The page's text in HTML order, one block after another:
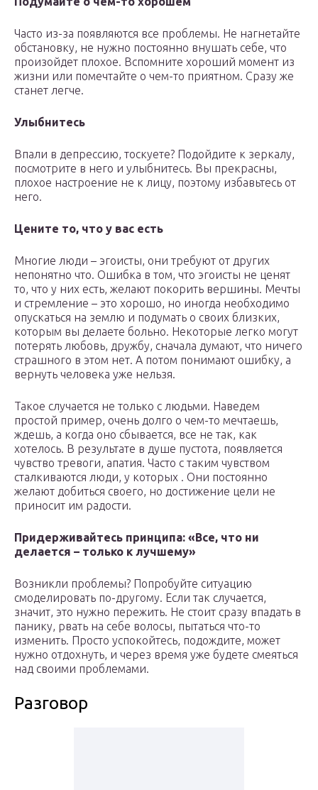
Часто из-за появляются все проблемы. Не нагнетайте
обстановку, не нужно постоянно внушать себе, что
произойдет плохое. Вспомните хороший момент из
жизни или помечтайте о чем-то приятном. Сразу же
станет легче.
Улыбнитесь
Впали в депрессию, тоскуете? Подойдите к зеркалу,
посмотрите в него и улыбнитесь. Вы прекрасны,
плохое настроение не к лицу, поэтому избавьтесь от
него.
Цените то, что у вас есть
Многие люди – эгоисты, они требуют от других
непонятно что. Ошибка в том, что эгоисты не ценят
то, что у них есть, желают покорить вершины. Мечты
и стремление – это хорошо, но иногда необходимо
опускаться на землю и подумать о своих близких,
которым вы делаете больно. Некоторые легко могут
потерять любовь, дружбу, сначала думают, что ничего
страшного в этом нет. А потом понимают ошибку, а
вернуть человека уже нельзя.
Такое случается не только с людьми. Наведем
простой пример, очень долго о чем-то мечтаешь,
ждешь, а когда оно сбывается, все не так, как
хотелось. В результате в душе пустота, появляется
чувство тревоги, апатия. Часто с таким чувством
сталкиваются люди, у которых . Они постоянно
желают добиться своего, но достижение цели не
приносит им радости.
Придерживайтесь принципа: «Все, что ни
делается – только к лучшему»
Возникли проблемы? Попробуйте ситуацию
смоделировать по-другому. Если так случается,
значит, это нужно пережить. Не стоит сразу впадать в
панику, рвать на себе волосы, пытаться что-то
изменить. Просто успокойтесь, подождите, может
нужно отдохнуть, и через время уже будете смеяться
над своими проблемами.
Разговор